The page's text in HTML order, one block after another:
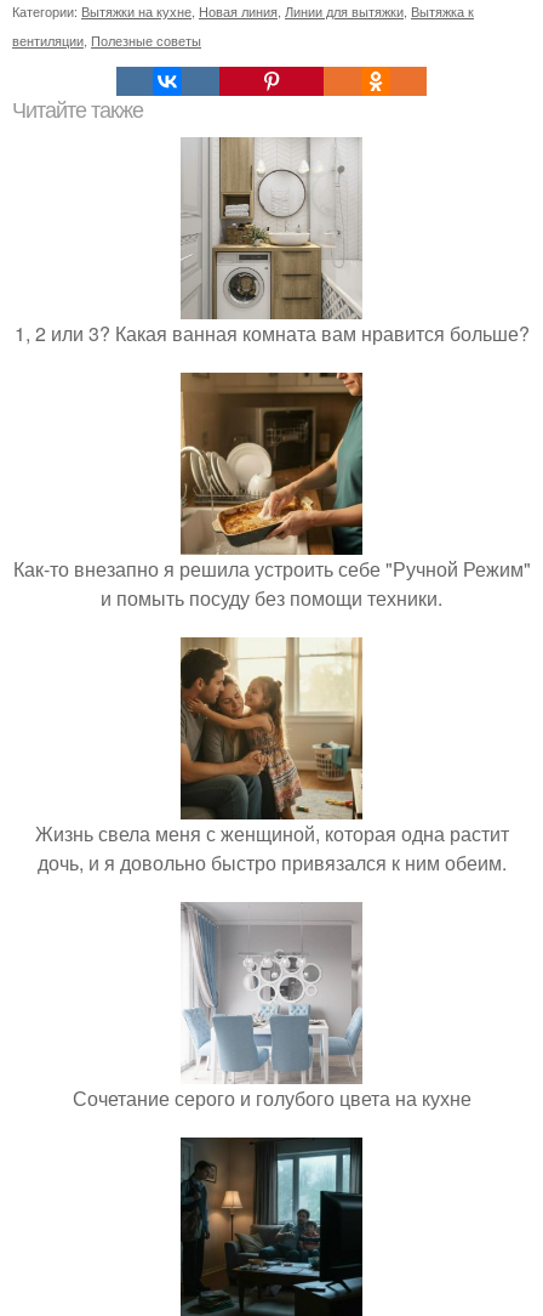
Категории: Вытяжки на кухне Новая линия Линии для вытяжки Вытяжка к
вентиляции Полезные советы
Читайте также
1, 2 или 3? Какая ванная комната вам нравится больше?
Как-то внезапно я решила устроить себе "Ручной Режим"
и помыть посуду без помощи техники.
Жизнь свела меня с женщиной, которая одна растит
дочь, и я довольно быстро привязался к ним обеим.
Сочетание серого и голубого цвета на кухне